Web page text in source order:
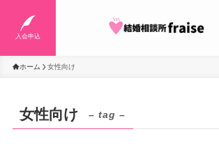
入会申込
ホーム 女性向け
女性向け – tag –